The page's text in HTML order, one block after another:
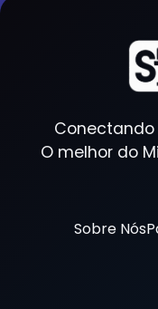
O melhor do
Sobre Nós